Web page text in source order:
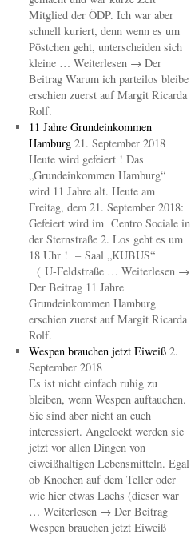
Mitglied der ÖDP. Ich war aber
schnell kuriert, denn wenn es um
Pöstchen geht, unterscheiden sich
kleine … Weiterlesen → Der
Beitrag Warum ich parteilos bleibe
erschien zuerst auf Margit Ricarda
Rolf.
11 Jahre Grundeinkommen
Hamburg 21. September 2018
Heute wird gefeiert ! Das
„Grundeinkommen Hamburg“
wird 11 Jahre alt. Heute am
Freitag, dem 21. September 2018:
Gefeiert wird im Centro Sociale in
der Sternstraße 2. Los geht es um
18 Uhr ! – Saal „KUBUS“
( U-Feldstraße … Weiterlesen →
Der Beitrag 11 Jahre
Grundeinkommen Hamburg
erschien zuerst auf Margit Ricarda
Rolf.
Wespen brauchen jetzt Eiweiß 2.
September 2018
Es ist nicht einfach ruhig zu
bleiben, wenn Wespen auftauchen.
Sie sind aber nicht an euch
interessiert. Angelockt werden sie
jetzt vor allen Dingen von
eiweißhaltigen Lebensmitteln. Egal
ob Knochen auf dem Teller oder
wie hier etwas Lachs (dieser war
… Weiterlesen → Der Beitrag
Wespen brauchen jetzt Eiweiß